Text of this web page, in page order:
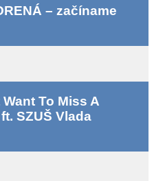
– začíname
Want To Miss A
SZUŠ Vlada